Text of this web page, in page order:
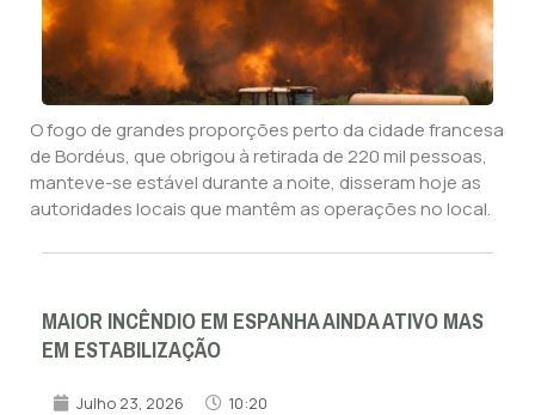
O fogo de grandes proporções perto da cidade francesa
de Bordéus, que obrigou à retirada de 220 mil pessoas,
manteve-se estável durante a noite, disseram hoje as
autoridades locais que mantêm as operações no local.
MAIOR INCÊNDIO EM ESPANHA AINDA ATIVO MAS
EM ESTABILIZAÇÃO
Julho 23, 2026 10:20